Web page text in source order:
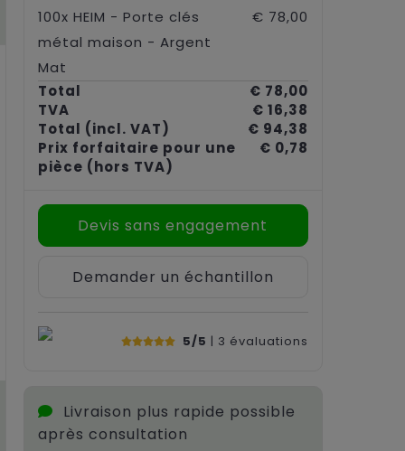
100x HEIM - Porte clés
métal maison - Argent
Mat
€ 78,00
Total
€ 78,00
TVA
€ 16,38
Total (incl. VAT)
€ 94,38
Prix forfaitaire pour une
pièce (hors TVA)
€ 0,78
Devis sans engagement
Demander un échantillon
5/5 | 3 évaluations
Livraison plus rapide possible
après consultation